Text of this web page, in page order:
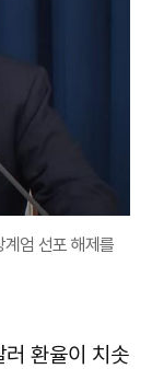
엄 선포 해제를
환율이 치솟